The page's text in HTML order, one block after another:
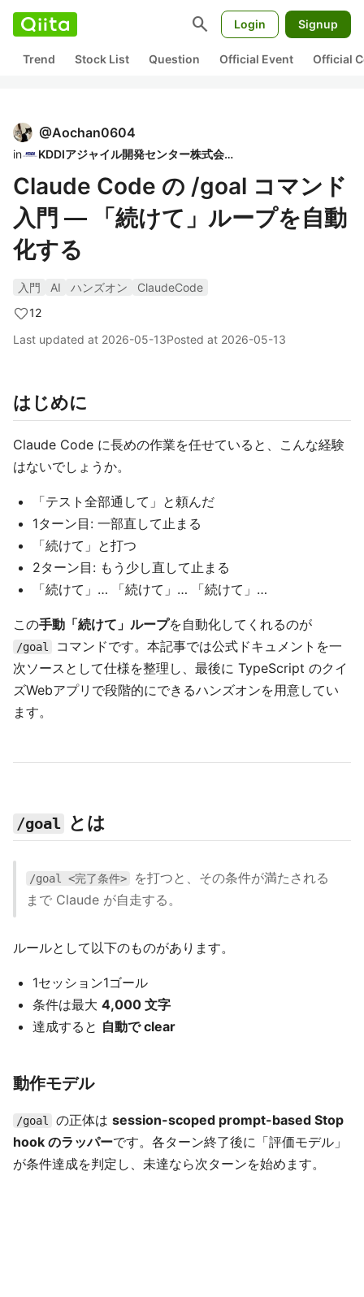
search Login Signup
Trend Stock List Question Official Event Official
@Aochan0604
in KDDIアジャイル開発センター株式会社
Claude Code の /goal コマンド
入門 — 「続けて」ループを自動
化する
入門 AI ハンズオン
ClaudeCode
12
Last updated at 2026-05-13Posted at 2026-05-13
はじめに
Claude Code に長めの作業を任せていると、こんな経験
はないでしょうか。
「テスト全部通して」と頼んだ
1ターン目: 一部直して止まる
「続けて」と打つ
2ターン目: もう少し直して止まる
「続けて」… 「続けて」… 「続けて」…
この手動「続けて」ループを自動化してくれるのが
/goal
コマンドです。本記事では公式ドキュメントを一
次ソースとして仕様を整理し、最後に TypeScript のクイ
ズWebアプリで段階的にできるハンズオンを用意してい
ます。
/goal とは
/goal <完了条件>
を打つと、その条件が満たされる
まで Claude が自走する。
ルールとして以下のものがあります。
1セッション1ゴール
条件は最大 4,000 文字
達成すると 自動で clear
動作モデル
/goal の正体は session-scoped prompt-based Stop
hook のラッパーです。各ターン終了後に「評価モデル」
が条件達成を判定し、未達なら次ターンを始めます。